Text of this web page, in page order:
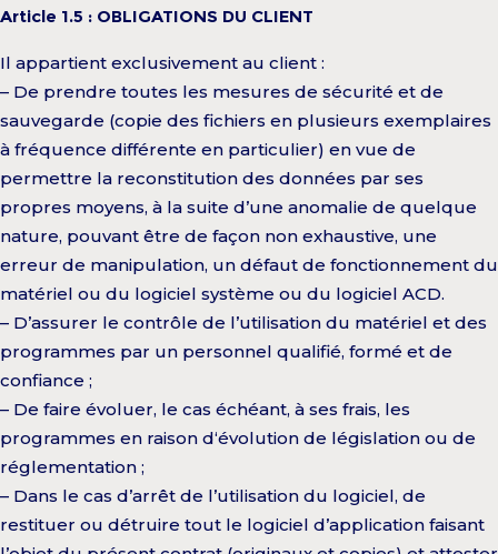
Article 1.5 : OBLIGATIONS DU CLIENT
Il appartient exclusivement au client :
– De prendre toutes les mesures de sécurité et de
sauvegarde (copie des fichiers en plusieurs exemplaires
à fréquence différente en particulier) en vue de
permettre la reconstitution des données par ses
propres moyens, à la suite d’une anomalie de quelque
nature, pouvant être de façon non exhaustive, une
erreur de manipulation, un défaut de fonctionnement du
matériel ou du logiciel système ou du logiciel ACD.
– D’assurer le contrôle de l’utilisation du matériel et des
programmes par un personnel qualifié, formé et de
confiance ;
– De faire évoluer, le cas échéant, à ses frais, les
programmes en raison d‘évolution de législation ou de
réglementation ;
– Dans le cas d’arrêt de l’utilisation du logiciel, de
restituer ou détruire tout le logiciel d’application faisant